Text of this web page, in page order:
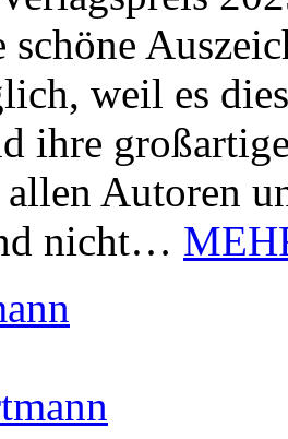
schöne
weil es
ihre
Autoren
nicht…